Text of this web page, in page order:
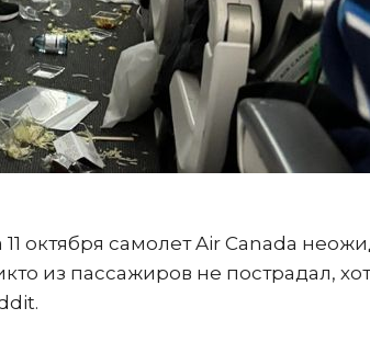
октября самолет Air Canada
из пассажиров не пострадал,